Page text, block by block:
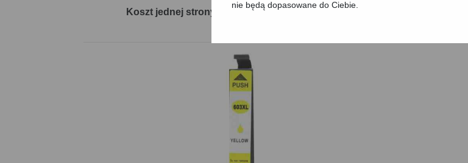
nie będą dopasowane do Ciebie.
Koszt jednej strony: 11.43 gr/strona